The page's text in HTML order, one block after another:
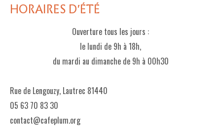
HORAIRES D'ÉTÉ
Ouverture tous les jours :
le lundi de 9h à 18h,
du mardi au dimanche de 9h à 00h30
Rue de Lengouzy, Lautrec 81440
05 63 70 83 30
contact@cafeplum.org